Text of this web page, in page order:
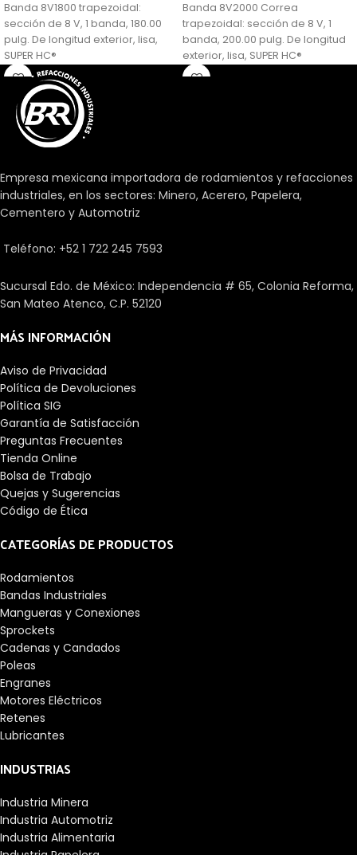
Banda 8V1800 trapezoidal:
sección de 8 V, 1 banda, 180.00
pulg. De longitud exterior, lisa,
SUPER HC®
Banda 8V2000 Correa
trapezoidal: sección de 8 V, 1
banda, 200.00 pulg. De longitud
exterior, lisa, SUPER HC®
Empresa mexicana importadora de rodamientos y refacciones
industriales, en los sectores: Minero, Acerero, Papelera,
Cementero y Automotriz
Teléfono: +52 1 722 245 7593
Sucursal Edo. de México: Independencia # 65, Colonia Reforma,
San Mateo Atenco, C.P. 52120
MÁS INFORMACIÓN
Aviso de Privacidad
Política de Devoluciones
Política SIG
Garantía de Satisfacción
Preguntas Frecuentes
Tienda Online
Bolsa de Trabajo
Quejas y Sugerencias
Código de Ética
CATEGORÍAS DE PRODUCTOS
Rodamientos
Bandas Industriales
Mangueras y Conexiones
Sprockets
Cadenas y Candados
Poleas
Engranes
Motores Eléctricos
Retenes
Lubricantes
INDUSTRIAS
Industria Minera
Industria Automotriz
Industria Alimentaria